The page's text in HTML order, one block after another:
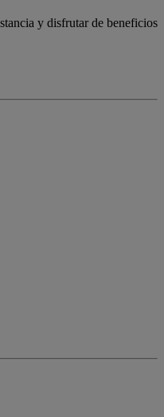
y disfrutar de beneficios